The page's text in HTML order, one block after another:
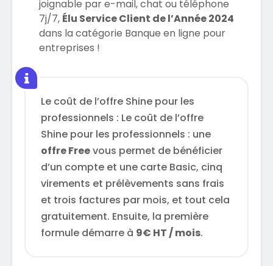
joignable par e-mail, chat ou téléphone
7j/7, Élu Service Client de l’Année 2024
dans la catégorie Banque en ligne pour
entreprises !
Le coût de l’offre Shine pour les
professionnels : Le coût de l’offre
Shine pour les professionnels : une
offre Freevous permet de bénéficier
d’un compte et une carte Basic, cinq
virements et prélèvements sans frais
et trois factures par mois, et tout cela
gratuitement. Ensuite, la première
formule démarre à 9€ HT / mois.